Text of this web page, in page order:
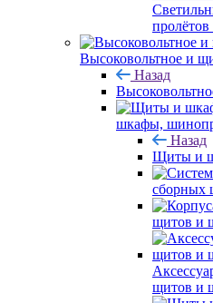
Высоковольтное и
Назад
шкафы,
Назад
Щиты и
сборных
щитов и
щитов и